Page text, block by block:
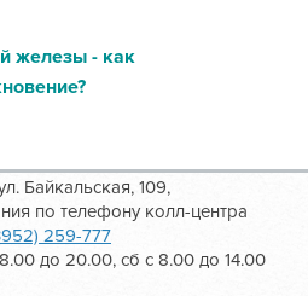
железы - как
Байкальская, 109,
по телефону колл-центра
259-777
до 20.00, сб с 8.00 до 14.00